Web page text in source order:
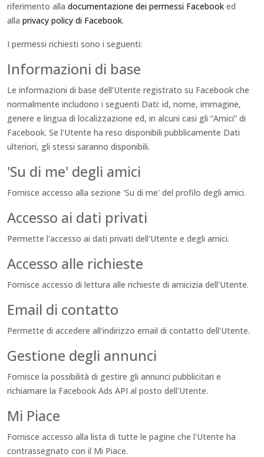
riferimento alla documentazione dei permessi Facebook ed
alla privacy policy di Facebook.
I permessi richiesti sono i seguenti:
Informazioni di base
Le informazioni di base dell’Utente registrato su Facebook che
normalmente includono i seguenti Dati: id, nome, immagine,
genere e lingua di localizzazione ed, in alcuni casi gli “Amici” di
Facebook. Se l'Utente ha reso disponibili pubblicamente Dati
ulteriori, gli stessi saranno disponibili.
'Su di me' degli amici
Fornisce accesso alla sezione 'Su di me' del profilo degli amici.
Accesso ai dati privati
Permette l'accesso ai dati privati dell'Utente e degli amici.
Accesso alle richieste
Fornisce accesso di lettura alle richieste di amicizia dell'Utente.
Email di contatto
Permette di accedere all'indirizzo email di contatto dell'Utente.
Gestione degli annunci
Fornisce la possibilità di gestire gli annunci pubblicitari e
richiamare la Facebook Ads API al posto dell'Utente.
Mi Piace
Fornisce accesso alla lista di tutte le pagine che l'Utente ha
contrassegnato con il Mi Piace.